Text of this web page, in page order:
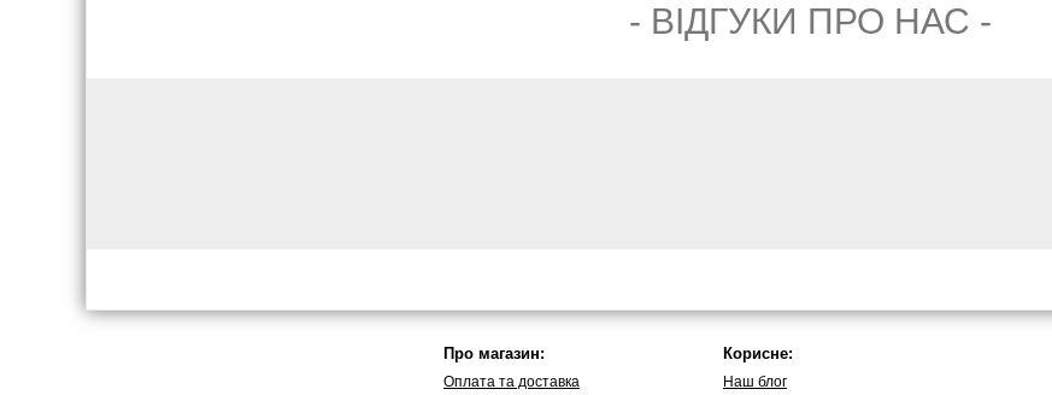
- ВIДГУКИ ПРО НАС -
Про магазин:
Оплата та доставка
Корисне:
Наш блог